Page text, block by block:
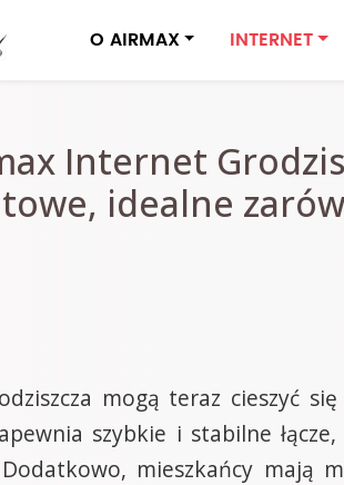
O AIRMAX INTERNET
Internet
idealne
mogą teraz cieszyć
szybkie i stabilne
mieszkańcy mają